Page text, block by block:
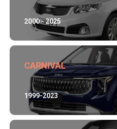
2000 - 2025
CARNIVAL
1999-2023